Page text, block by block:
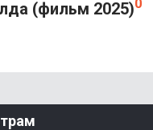
(фильм 2025)0